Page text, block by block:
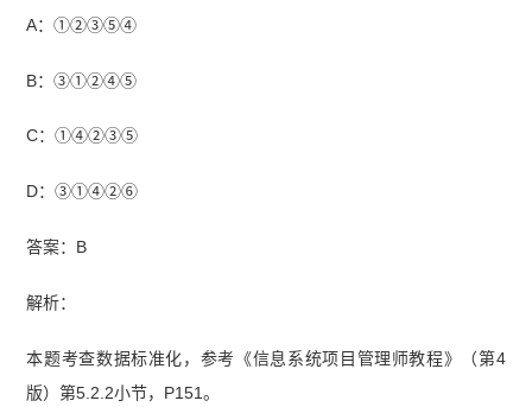
A：①②③⑤④
B：③①②④⑤
C：①④②③⑤
D：③①④②⑥
答案：B
解析：
本题考查数据标准化，参考《信息系统项目管理师教程》（第4
版）第5.2.2小节，P151。